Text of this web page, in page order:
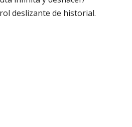
deslizante de historial.